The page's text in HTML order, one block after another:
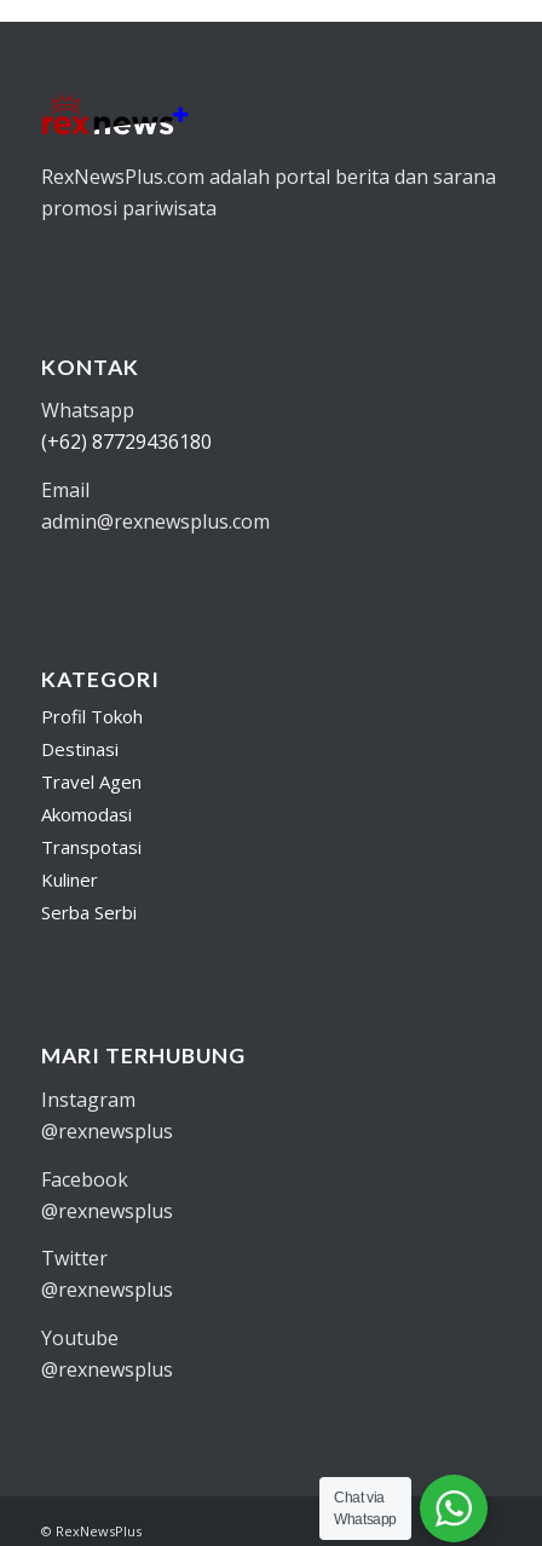
RexNewsPlus.com adalah portal berita dan sarana
promosi pariwisata
KONTAK
Whatsapp
(+62) 87729436180
Email
admin@rexnewsplus.com
KATEGORI
Profil Tokoh
Destinasi
Travel Agen
Akomodasi
Transpotasi
Kuliner
Serba Serbi
MARI TERHUBUNG
Instagram
@rexnewsplus
Facebook
@rexnewsplus
Twitter
@rexnewsplus
Youtube
@rexnewsplus
© RexNewsPlus
Chat via
Whatsapp